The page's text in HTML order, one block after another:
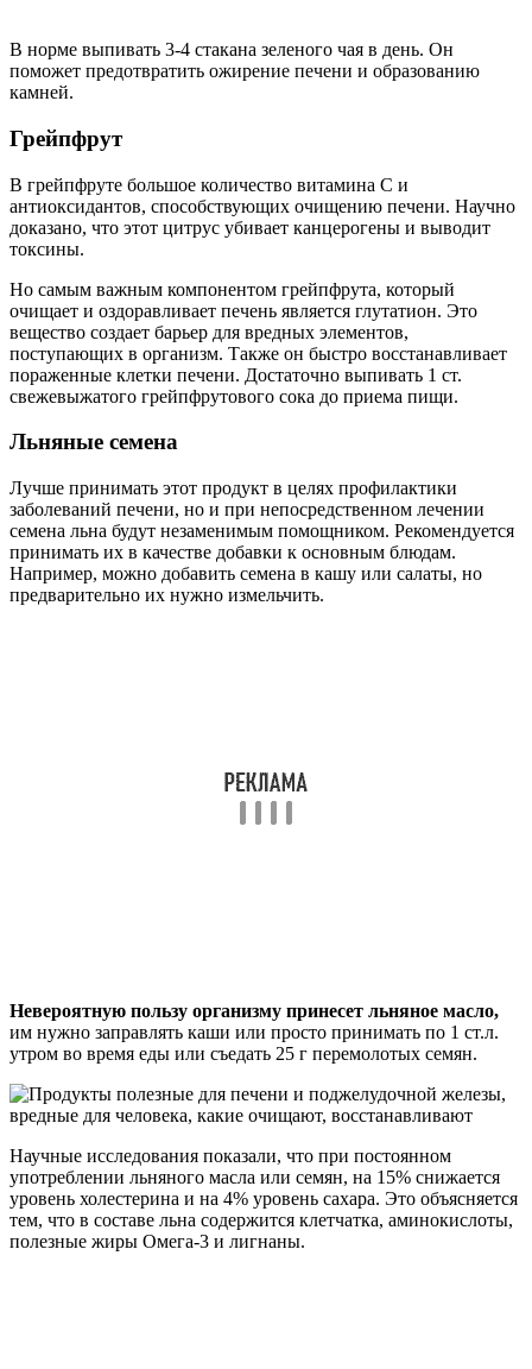
В норме выпивать 3-4 стакана зеленого чая в день. Он
поможет предотвратить ожирение печени и образованию
камней.
Грейпфрут
В грейпфруте большое количество витамина С и
антиоксидантов, способствующих очищению печени. Научно
доказано, что этот цитрус убивает канцерогены и выводит
токсины.
Но самым важным компонентом грейпфрута, который
очищает и оздоравливает печень является глутатион. Это
вещество создает барьер для вредных элементов,
поступающих в организм. Также он быстро восстанавливает
пораженные клетки печени. Достаточно выпивать 1 ст.
свежевыжатого грейпфрутового сока до приема пищи.
Льняные семена
Лучше принимать этот продукт в целях профилактики
заболеваний печени, но и при непосредственном лечении
семена льна будут незаменимым помощником. Рекомендуется
принимать их в качестве добавки к основным блюдам.
Например, можно добавить семена в кашу или салаты, но
предварительно их нужно измельчить.
Невероятную пользу организму принесет льняное масло,
им нужно заправлять каши или просто принимать по 1 ст.л.
утром во время еды или съедать 25 г перемолотых семян.
Научные исследования показали, что при постоянном
употреблении льняного масла или семян, на 15% снижается
уровень холестерина и на 4% уровень сахара. Это объясняется
тем, что в составе льна содержится клетчатка, аминокислоты,
полезные жиры Омега-3 и лигнаны.